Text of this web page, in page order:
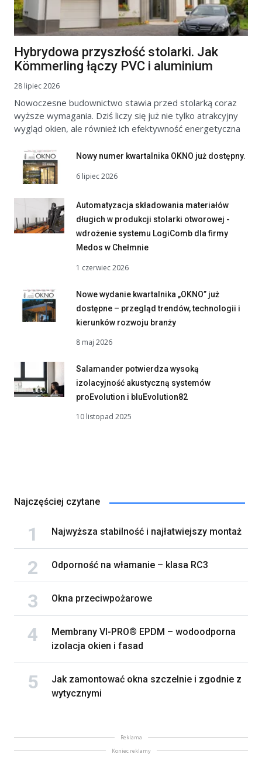
Hybrydowa przyszłość stolarki. Jak
Kömmerling łączy PVC i aluminium
28 lipiec 2026
Nowoczesne budownictwo stawia przed stolarką coraz
wyższe wymagania. Dziś liczy się już nie tylko atrakcyjny
wygląd okien, ale również ich efektywność energetyczna
Nowy numer kwartalnika OKNO już dostępny.
6 lipiec 2026
Automatyzacja składowania materiałów
długich w produkcji stolarki otworowej -
wdrożenie systemu LogiComb dla firmy
Medos w Chełmnie
1 czerwiec 2026
Nowe wydanie kwartalnika „OKNO” już
dostępne – przegląd trendów, technologii i
kierunków rozwoju branży
8 maj 2026
Salamander potwierdza wysoką
izolacyjność akustyczną systemów
proEvolution i bluEvolution82
10 listopad 2025
Najczęściej czytane
Najwyższa stabilność i najłatwiejszy montaż
Odporność na włamanie – klasa RC3
Okna przeciwpożarowe
Membrany VI-PRO® EPDM – wodoodporna
izolacja okien i fasad
Jak zamontować okna szczelnie i zgodnie z
wytycznymi
Reklama
Koniec reklamy